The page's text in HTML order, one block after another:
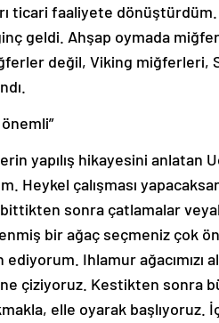
ticari faaliyete
geldi. Ahşap oymada miğfer
değil, Viking miğferleri,
yapılış hikayesini anlatan
Heykel çalışması
bittikten sonra çatlamalar
bir ağaç seçmeniz çok
Ihlamur ağacımızı
çiziyoruz. Kestikten sonra
elle oyarak başlıyoruz.